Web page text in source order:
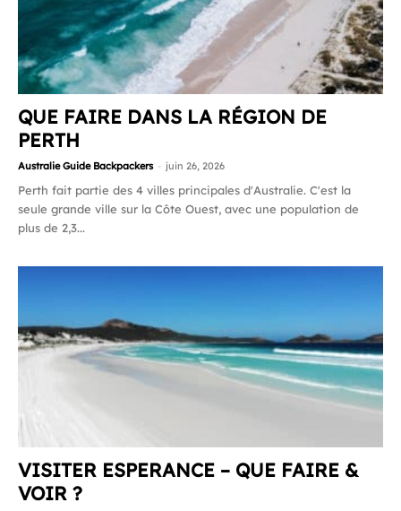
QUE FAIRE DANS LA RÉGION DE
PERTH
Australie Guide Backpackers - juin 26, 2026
Perth fait partie des 4 villes principales d'Australie. C'est la
seule grande ville sur la Côte Ouest, avec une population de
plus de 2,3...
VISITER ESPERANCE – QUE FAIRE &
VOIR ?